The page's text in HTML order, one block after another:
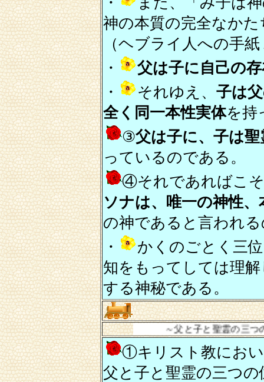
神の本質の完全なか
（ヘブライ人への手
・
父は子に自己の
・
それゆえ、 子は
全く同一本性実体を持
③父は子に、子は
っているのである。
④それであればこ
ソナは、唯一の神性
の神であると言われ
・
かくのごとく三
知をもってしては理
する神秘である。
～父と子と聖霊の三つの位格（ペル
①キリスト教にお
父と子と聖霊の三つ